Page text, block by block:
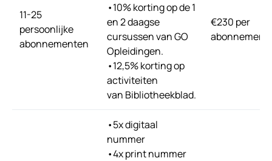
11-25
persoonlijke
abonnementen
•10% korting op de 1
en 2 daagse
cursussen van GO
Opleidingen.
•12,5% korting op
activiteiten
van Bibliotheekblad.
€230 per
abonnement
•5x digitaal
nummer
•4x print nummer